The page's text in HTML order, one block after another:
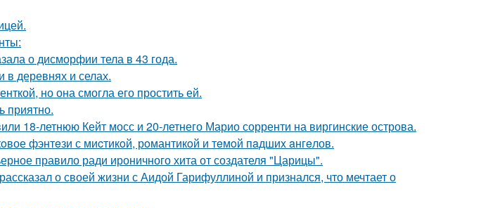
о дисморфии тела в 43 года.
в деревнях и селах.
но она смогла его простить ей.
приятно.
18-летнюю Кейт мосс и 20-летнего Марио сорренти на виргинские острова.
фэнтeзи с миcтикoй, рoмантикoй и тeмoй пaдшиx aнгeлов.
правило ради ироничного хита от создателя "Царицы".
о своей жизни с Аидой Гарифуллиной и признался, что мечтает о